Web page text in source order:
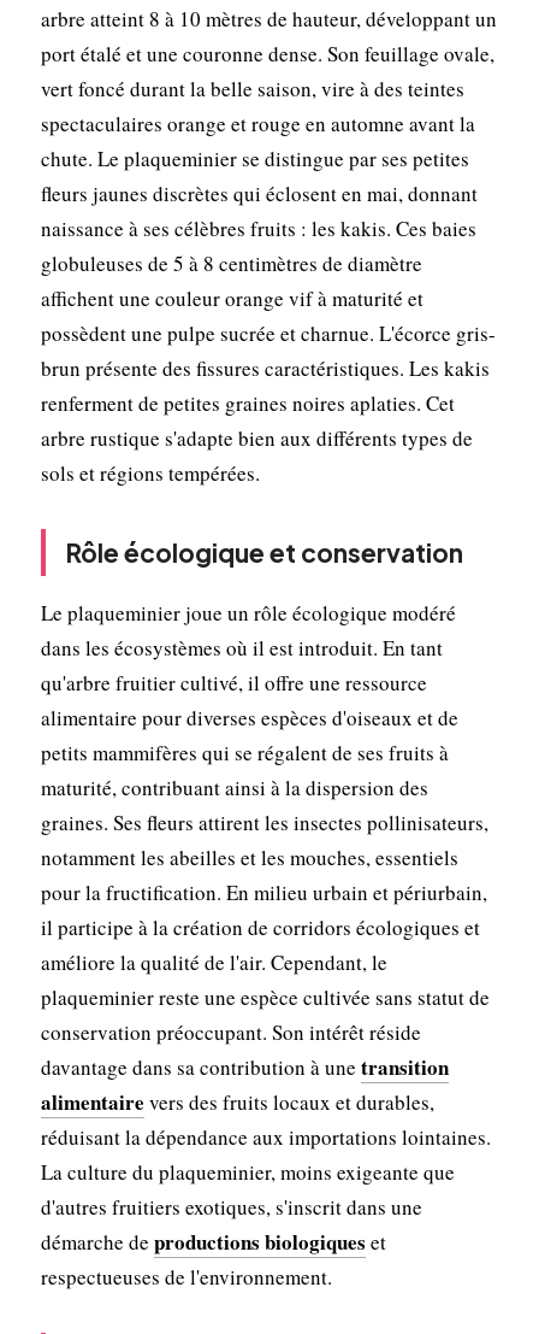
arbre atteint 8 à 10 mètres de hauteur, développant un
port étalé et une couronne dense. Son feuillage ovale,
vert foncé durant la belle saison, vire à des teintes
spectaculaires orange et rouge en automne avant la
chute. Le plaqueminier se distingue par ses petites
fleurs jaunes discrètes qui éclosent en mai, donnant
naissance à ses célèbres fruits : les kakis. Ces baies
globuleuses de 5 à 8 centimètres de diamètre
affichent une couleur orange vif à maturité et
possèdent une pulpe sucrée et charnue. L'écorce gris-
brun présente des fissures caractéristiques. Les kakis
renferment de petites graines noires aplaties. Cet
arbre rustique s'adapte bien aux différents types de
sols et régions tempérées.
Rôle écologique et conservation
Le plaqueminier joue un rôle écologique modéré
dans les écosystèmes où il est introduit. En tant
qu'arbre fruitier cultivé, il offre une ressource
alimentaire pour diverses espèces d'oiseaux et de
petits mammifères qui se régalent de ses fruits à
maturité, contribuant ainsi à la dispersion des
graines. Ses fleurs attirent les insectes pollinisateurs,
notamment les abeilles et les mouches, essentiels
pour la fructification. En milieu urbain et périurbain,
il participe à la création de corridors écologiques et
améliore la qualité de l'air. Cependant, le
plaqueminier reste une espèce cultivée sans statut de
conservation préoccupant. Son intérêt réside
davantage dans sa contribution à une transition
alimentaire vers des fruits locaux et durables,
réduisant la dépendance aux importations lointaines.
La culture du plaqueminier, moins exigeante que
d'autres fruitiers exotiques, s'inscrit dans une
démarche de productions biologiques et
respectueuses de l'environnement.